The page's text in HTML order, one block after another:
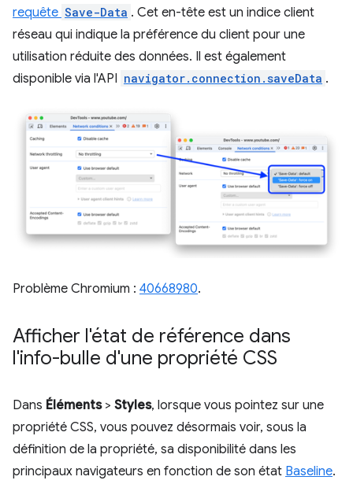
requête Save-Data . Cet en-tête est un indice client
réseau qui indique la préférence du client pour une
utilisation réduite des données. Il est également
disponible via l'API navigator.connection.saveData .
Problème Chromium : 40668980.
Afficher l'état de référence dans
l'info-bulle d'une propriété CSS
Dans Éléments> Styles, lorsque vous pointez sur une
propriété CSS, vous pouvez désormais voir, sous la
définition de la propriété, sa disponibilité dans les
principaux navigateurs en fonction de son état Baseline.